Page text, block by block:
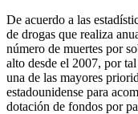
De acuerdo a las
de drogas que realiza
número de muertes por
alto desde el 2007, por
una de las mayores
estadounidense para
dotación de fondos por